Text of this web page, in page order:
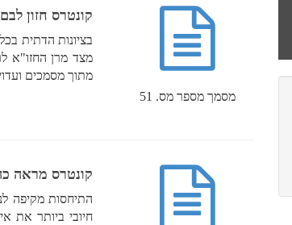
מסמך מספר מס. 51
קונטרס חזון
בציונות הדתית
מצד מרן החזו"א
מתוך מסמכים
קונטרס מראה
התיחסות מקיפה
חיובי ביותר את